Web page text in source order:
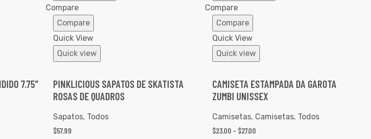
7.75″
Compare
Compare
Quick View
Quick view
PINKLICIOUS SAPATOS DE SKATISTA
ROSAS DE QUADROS
Sapatos, Todos
$57.99
Compare
Compare
Quick View
Quick view
CAMISETA ESTAMPADA DA GAROTA
ZUMBI UNISSEX
Camisetas, Camisetas, Todos
$23.00 – $27.00